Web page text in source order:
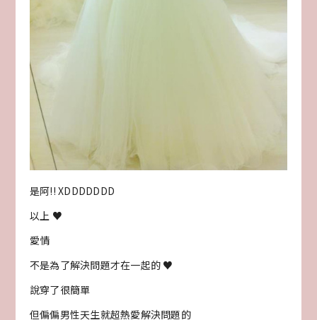
是阿!! XDDDDDDD
以上 ♥
愛情
不是為了解決問題才在一起的 ♥
說穿了很簡單
但偏偏男性天生就超熱愛解決問題的